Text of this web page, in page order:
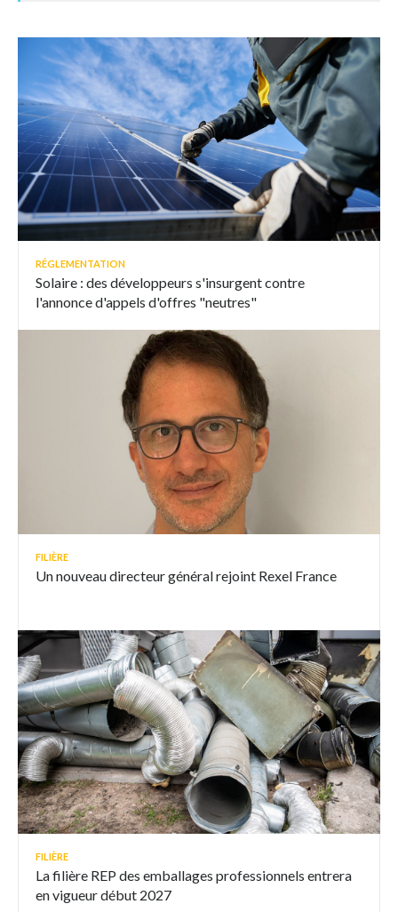
RÉGLEMENTATION
Solaire : des développeurs s'insurgent contre
l'annonce d'appels d'offres "neutres"
FILIÈRE
Un nouveau directeur général rejoint Rexel France
FILIÈRE
La filière REP des emballages professionnels entrera
en vigueur début 2027